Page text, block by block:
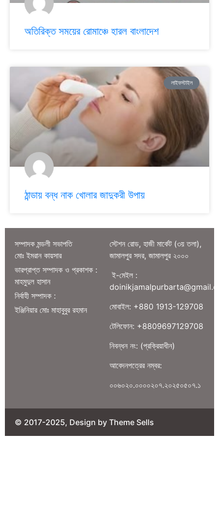
অতিরিক্ত সময়ের রোমাঞ্চে হারল বাংলাদেশ
লাইফস্টাইল
ঠান্ডায় বন্ধ নাক খোলার জাদুকরী উপায়
সম্পাদক মন্ডলী সভাপতি
মোঃ ইমরান কায়সার
ভারপ্রাপ্ত সম্পাদক ও প্রকাশক :
মাহমুদুল হাসান
নির্বাহী সম্পাদক :
ইঞ্জিনিয়ার মোঃ মাহাবুবুর রহমান
স্টেশন রোড, হাজী মার্কেট (৩য় তলা),
জামালপুর সদর, জামালপুর ২০০০
ই-মেইল :
মোবাইল: +880 1913-129708
টেলিফোন: +8809697129708
নিবন্ধন নং: (প্রক্রিয়াধীন)
আবেদনপত্রের নম্বর:
০০৬০২০.০০০০২০৭.২০২৫০৫০৭.১
© 2017-2025, Design by Theme Sells